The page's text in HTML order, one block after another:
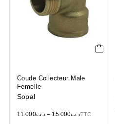
Coude Collecteur Male
Femelle
Sopal
د.ت11.000 – د.ت15.000 TTC